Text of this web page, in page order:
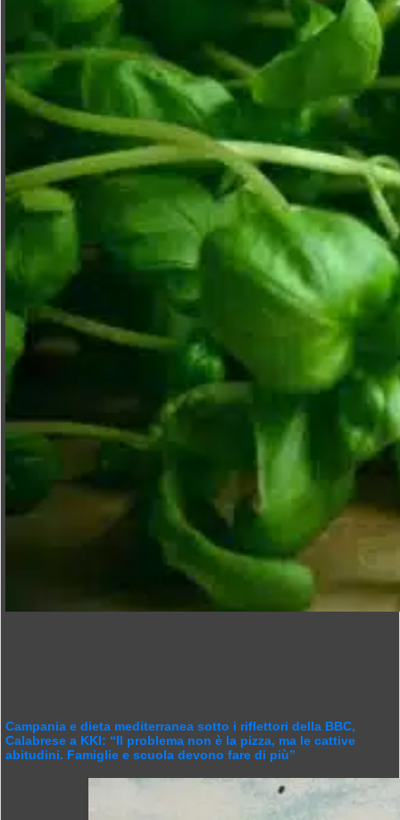
Campania e dieta mediterranea sotto i riflettori della BBC,
Calabrese a KKI: “Il problema non è la pizza, ma le cattive
abitudini. Famiglie e scuola devono fare di più”